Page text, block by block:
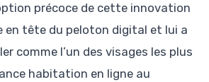
précoce de cette innovation
en tête du peloton digital et lui a
comme l’un des visages les plus
habitation en ligne au